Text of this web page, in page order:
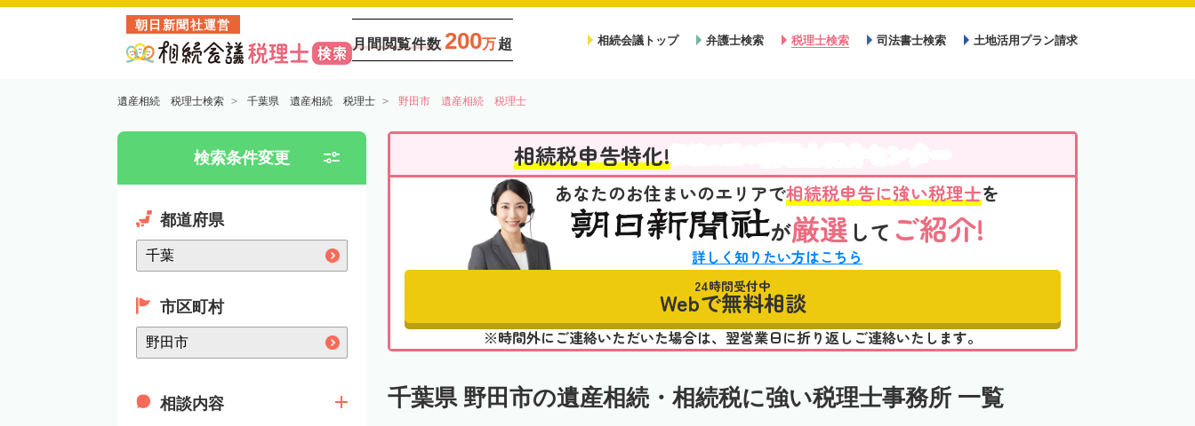
朝日新聞社運営
月間閲覧件数 200万超 相続会議トップ 弁護士検索 税理士検索 司法書士検索 土地活用プラン請求
遺産相続 税理士検索 千葉県 遺産相続 税理士 野田市 遺産相続 税理士
検索条件変更
都道府県
市区町村
相談内容
相続税申告特化!
あなたのお住まいのエリアで相続税申告に強い税理士を
が厳選 して ご紹介!
詳しく知りたい方はこちら
24時間受付中
Webで無料相談
※時間外にご連絡いただいた場合は、翌営業日に折り返しご連絡いたします。
千葉県 野田市の遺産相続・相続税に強い税理士事務所 一覧